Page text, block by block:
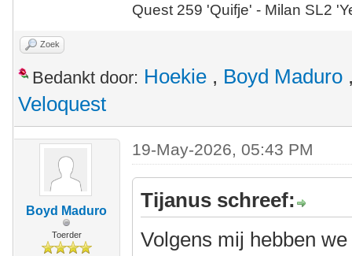
Quest 259 'Quifje' - Milan SL2
Zoek
Bedankt door: Hoekie , Boyd Maduro
Veloquest
Boyd Maduro
Toerder
19-May-2026, 05:43 PM
Tijanus schreef:
Volgens mij hebben